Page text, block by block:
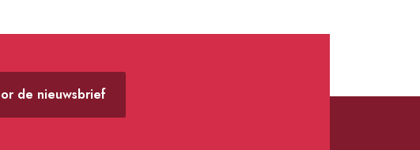
de nieuwsbrief